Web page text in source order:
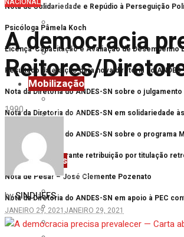
Nota de Solidariedade e Repúdio à Perseguição
Psicóloga Pâmela Koch
Licença-Capacitação e Avaliação de
Resultado da eleição para nova diretoria do
Nota da Diretoria do ANDES-SN sobre o
Nota da Diretoria do ANDES-SN em
Nota da Diretoria do ANDES-SN sobre o
Vitória: Justiça garante retribuição por titulação
Nota de Pesar – José Clemente Pozenato
Nota da Diretoria do ANDES-SN em apoio à PEC
Chapecó
Erechim
Laranjeiras do Sul
Passo Fundo
Realeza
Mobilização
Mutirão
Primavera UFFS
Notícias
Assembleias
Eventos
Imprensa
Mobilização
A democracia
Reitores/
1990
bySINDUFFS
JANEIRO 29, 2021 JANEIRO 29, 2021